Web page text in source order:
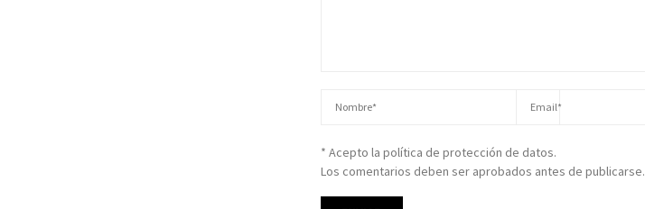
* Acepto la política de protección de datos.
Los comentarios deben ser aprobados antes de publicarse.